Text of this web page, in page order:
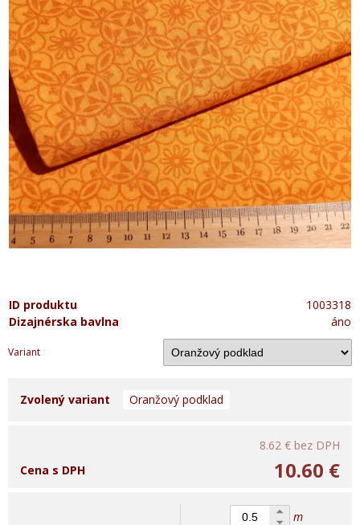
ID produktu
1003318
Dizajnérska bavlna
áno
Variant
Zvolený variant Oranžový podklad
8.62 € bez DPH
10.60 €
Cena s DPH
m